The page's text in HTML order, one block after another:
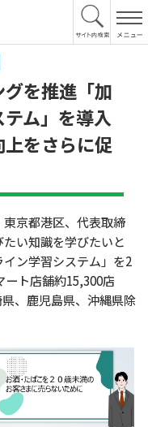
を推進「加
ム」を導入
をさらに促
京都港区、代表取締
い知識を学びたいと
ン学習システム」を2
ート店舗約15,300店
、鹿児島県、沖縄県除